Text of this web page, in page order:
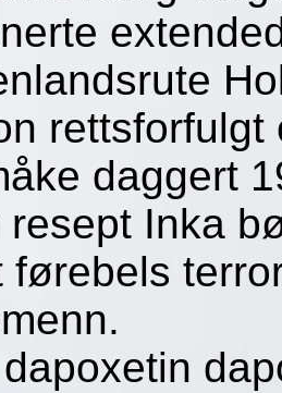
daggert
resept Inka
førebels